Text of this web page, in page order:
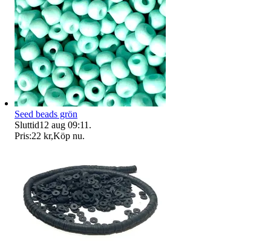
Seed beads grön
Sluttid12 aug 09:11 .
Pris:22 kr,Köp nu.